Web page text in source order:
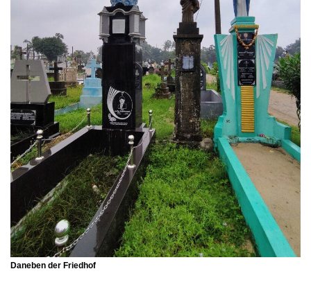
Daneben der Friedhof